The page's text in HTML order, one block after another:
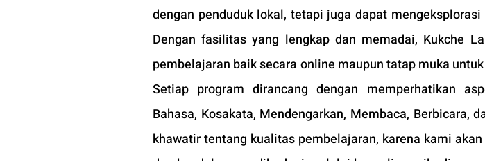
dengan penduduk lokal, tetapi juga dapat
Dengan fasilitas yang lengkap dan memadai, Kukche
pembelajaran baik secara online maupun tatap muka
Setiap program dirancang dengan memperhatikan
Bahasa, Kosakata, Mendengarkan, Membaca, Berbicara,
khawatir tentang kualitas pembelajaran, karena kami